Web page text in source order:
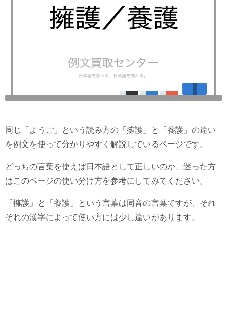
同じ「ようご」という読み方の「擁護」と「養護」の違い
を例文を使って分かりやすく解説しているページです。
どっちの言葉を使えば日本語として正しいのか、迷った方
はこのページの使い分け方を参考にしてみてください。
「擁護」と「養護」という言葉は同音の言葉ですが、それ
ぞれの漢字によって使い方には少し違いがあります。